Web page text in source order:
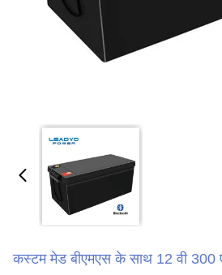
कस्टम मेड बीएमएस के साथ 12 वी 300